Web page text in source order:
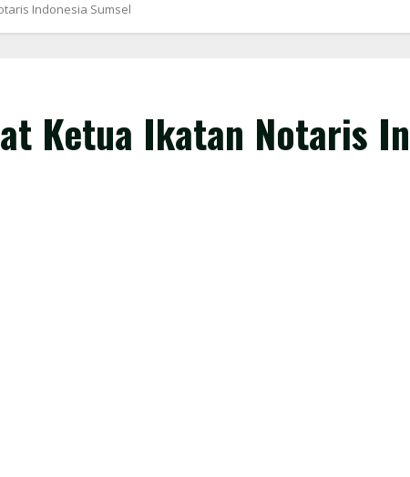
Indonesia Sumsel
Ketua Ikatan Notaris